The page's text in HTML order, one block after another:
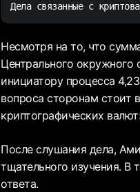
Дела связанные с
Несмотря на то, что
Центрального
инициатору процесса
вопроса сторонам стоит
криптографических
После слушания дела,
тщательного изучения. В
ответа.